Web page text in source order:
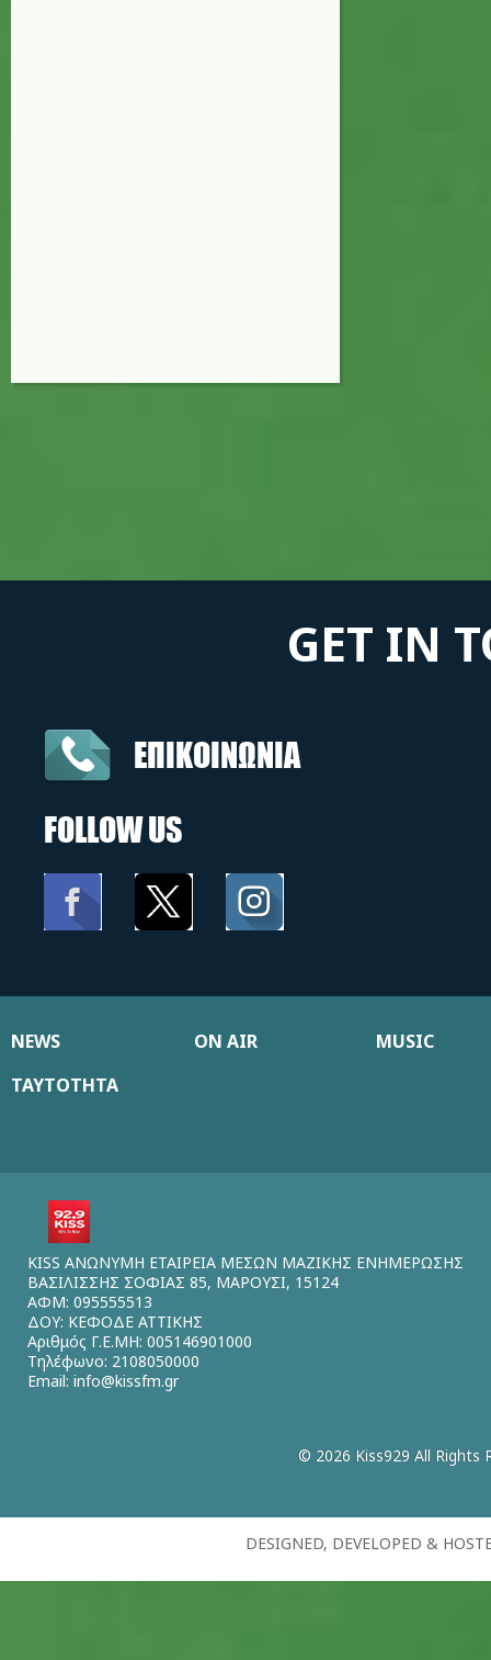
GET IN
ΕΠΙΚΟΙΝΩΝΙΑ
FOLLOW US
NEWS ON AIR
MUSIC
ΤΑΥΤΟΤΗΤΑ
KISS ΑΝΩΝΥΜΗ ΕΤΑΙΡΕΙΑ ΜΕΣΩΝ ΜΑΖΙΚΗΣ ΕΝΗΜΕΡΩΣΗΣ
ΒΑΣΙΛΙΣΣΗΣ ΣΟΦΙΑΣ 85, ΜΑΡΟΥΣΙ, 15124
ΑΦΜ: 095555513
ΔΟΥ: ΚΕΦΟΔΕ ΑΤΤΙΚΗΣ
Αριθμός Γ.Ε.ΜΗ: 005146901000
Τηλέφωνο: 2108050000
Email: info@kissfm.gr
© 2026 Kiss929 All Rights
DESIGNED, DEVELOPED &